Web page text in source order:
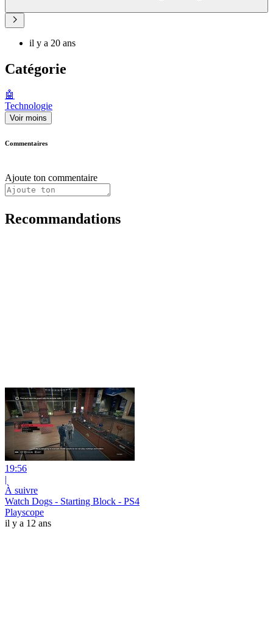
il y a 20 ans
Catégorie
🤖
Technologie
Voir moins
Commentaires
Ajoute ton commentaire
Recommandations
19:56
|
À suivre
Watch Dogs - Starting Block - PS4
Playscope
il y a 12 ans